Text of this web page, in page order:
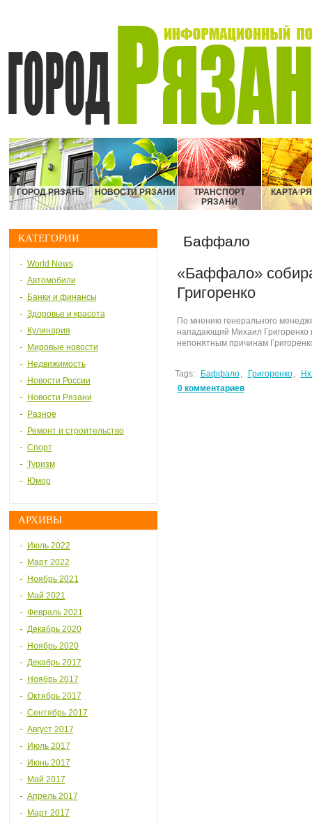
ГОРОД РЯЗАНЬ НОВОСТИ РЯЗАНИ
ТРАНСПОРТ
РЯЗАНИ
КАРТА
КАТЕГОРИИ
World News
Автомобили
Банки и финансы
Здоровье и красота
Кулинария
Мировые новости
Недвижимость
Новости России
Новости Рязани
Разное
Ремонт и строительство
Спорт
Туризм
Юмор
АРХИВЫ
Июль 2022
Март 2022
Ноябрь 2021
Май 2021
Февраль 2021
Декабрь 2020
Ноябрь 2020
Декабрь 2017
Ноябрь 2017
Октябрь 2017
Сентябрь 2017
Август 2017
Июль 2017
Июнь 2017
Май 2017
Апрель 2017
Март 2017
Баффало
«Баффало»
Григоренко
По мнению генерального
нападающий Михаил
непонятным причинам
Tags: Баффало, Григоренко,
0 комментариев